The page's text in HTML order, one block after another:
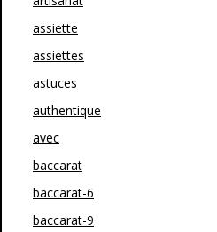
assiette
assiettes
astuces
authentique
avec
baccarat
baccarat-6
baccarat-9